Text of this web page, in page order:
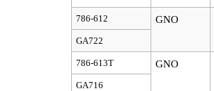
786-612 GNO
GA722
786-613T GNO
GA716